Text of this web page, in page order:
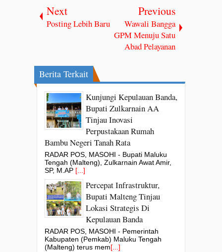
Next
Posting Lebih Baru
Previous
Wawali Bangga
GPM Menuju Satu
Abad Pelayanan
Berita Terkait
Kunjungi Kepulauan Banda,
Bupati Zulkarnain AA
Tinjau Inovasi
Perpustakaan Rumah
Bambu Negeri Tanah Rata
RADAR POS, MASOHI - Bupati Maluku
Tengah (Malteng), Zulkarnain Awat Amir,
SP, M.AP [...]
Percepat Infrastruktur,
Bupati Malteng Tinjau
Lokasi Strategis Di
Kepulauan Banda
RADAR POS, MASOHI - Pemerintah
Kabupaten (Pemkab) Maluku Tengah
(Malteng) terus mem[...]